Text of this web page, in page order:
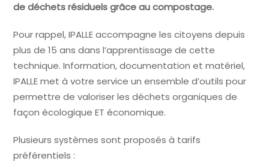
de déchets résiduels grâce au compostage.
Pour rappel, IPALLE accompagne les citoyens depuis
plus de 15 ans dans l’apprentissage de cette
technique. Information, documentation et matériel,
IPALLE met à votre service un ensemble d’outils pour
permettre de valoriser les déchets organiques de
façon écologique ET économique.
Plusieurs systèmes sont proposés à tarifs
préférentiels :